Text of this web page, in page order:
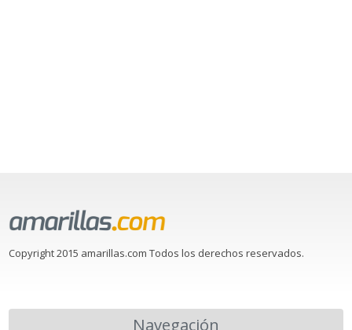
Copyright 2015 amarillas.com Todos los derechos reservados.
Navegación